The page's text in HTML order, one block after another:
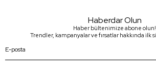
Haberdar Olun
Haber bültenimize abone olun!
Trendler, kampanyalar ve fırsatlar hakkında ilk